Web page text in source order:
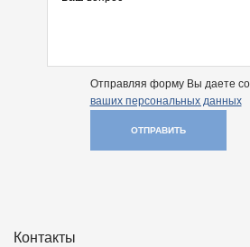
Отправляя форму Вы даете
ваших персональных данных
ОТПРАВИТЬ
Контакты